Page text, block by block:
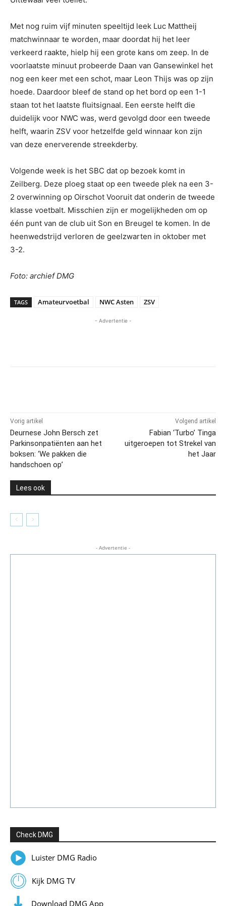
Met nog ruim vijf minuten speeltijd leek Luc Mattheij
matchwinnaar te worden, maar doordat hij het leer
verkeerd raakte, hielp hij een grote kans om zeep. In de
voorlaatste minuut probeerde Daan van Gansewinkel het
nog een keer met een schot, maar Leon Thijs was op zijn
hoede. Daardoor bleef de stand op het bord op een 1-1
staan tot het laatste fluitsignaal. Een eerste helft die
duidelijk voor NWC was, werd gevolgd door een tweede
helft, waarin ZSV voor hetzelfde geld winnaar kon zijn
van deze enerverende streekderby.
Volgende week is het SBC dat op bezoek komt in
Zeilberg. Deze ploeg staat op een tweede plek na een 3-
2 overwinning op Oirschot Vooruit dat onderin de tweede
klasse voetbalt. Misschien zijn er mogelijkheden om op
één punt van de club uit Son en Breugel te komen. In de
heenwedstrijd verloren de geelzwarten in oktober met
3-2.
Foto: archief DMG
TAGS Amateurvoetbal NWC Asten ZSV
- Advertentie -
Vorig artikel
Deurnese John Bersch zet
Parkinsonpatiënten aan het
boksen: ‘We pakken die
handschoen op’
Volgend artikel
Fabian ‘Turbo’ Tinga
uitgeroepen tot Strekel van
het Jaar
Lees ook
- Advertentie -
Check DMG
Luister DMG Radio
Kijk DMG TV
Download DMG App